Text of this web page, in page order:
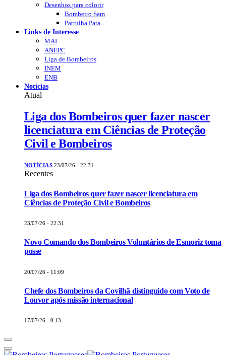
Desenhos para colorir
Bombeiro Sam
Patrulha Pata
Links de Interesse
MAI
ANEPC
Liga de Bombeiros
INEM
ENB
Notícias
Atual
Liga dos Bombeiros quer fazer nascer
licenciatura em Ciências de Proteção
Civil e Bombeiros
NOTÍCIAS 23/07/26 - 22:31
Recentes
Liga dos Bombeiros quer fazer nascer licenciatura em
Ciências de Proteção Civil e Bombeiros
23/07/26 - 22:31
Novo Comando dos Bombeiros Voluntários de Esmoriz toma
posse
20/07/26 - 11:09
Chefe dos Bombeiros da Covilhã distinguido com Voto de
Louvor após missão internacional
17/07/26 - 0:13